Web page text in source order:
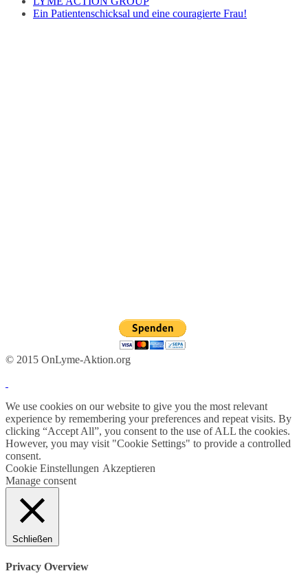
Ein Patientenschicksal und eine couragierte Frau!
© 2015 OnLyme-Aktion.org
We use cookies on our website to give you the most relevant
experience by remembering your preferences and repeat visits. By
clicking “Accept All”, you consent to the use of ALL the cookies.
However, you may visit "Cookie Settings" to provide a controlled
consent.
Cookie Einstellungen Akzeptieren
Manage consent
Schließen
Privacy Overview